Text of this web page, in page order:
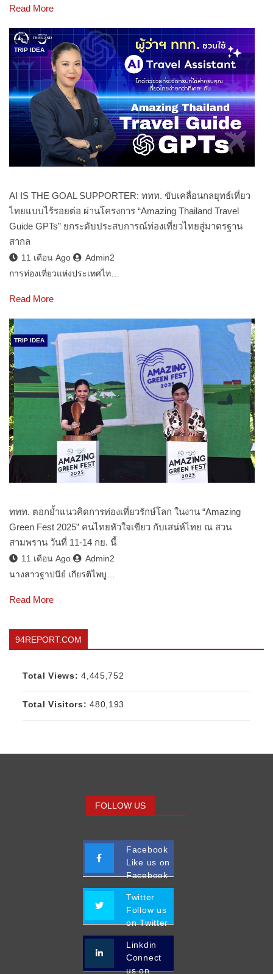
Read More
TRIP IDEA
AI IS THE GOAL SUPPORTER: ททท. ขับเคลื่อนกลยุทธ์เที่ยว
ไทยแบบไร้รอยต่อ ผ่านโครงการ “Amazing Thailand Travel
Guide GPTs” ยกระดับประสบการณ์ท่องเที่ยวไทยสู่มาตรฐาน
สากล
11 เดือน Ago
Admin2
การท่องเที่ยวแห่งประเทศไท…
Read More
TRIP IDEA
ททท. ตอกย้ำแนวคิดการท่องเที่ยวรักษ์โลก ในงาน “Amazing
Green Fest 2025” คนไทยหัวใจเขียว กับเสน่ห์ไทย ณ สวน
สามพราน วันที่ 11-14 กย. นี้
11 เดือน Ago
Admin2
นางสาวฐาปนีย์ เกียรติไพบู…
Read More
94REPORT.COM
Total Views:4,445,752
Total Visitors:480,193
FOLLOW US
Facebook
Like us on
Facebook
Twitter
Follow us
on Twitter
Linkdin
Connect
us on